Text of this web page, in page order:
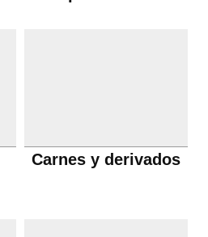
Carnes y derivados